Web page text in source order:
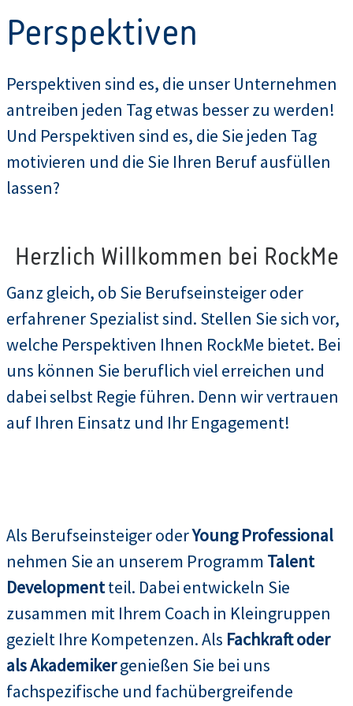
Perspektiven
Perspektiven sind es, die unser Unternehmen
antreiben jeden Tag etwas besser zu werden!
Und Perspektiven sind es, die Sie jeden Tag
motivieren und die Sie Ihren Beruf ausfüllen
lassen?
Herzlich Willkommen bei RockMe
Ganz gleich, ob Sie Berufseinsteiger oder
erfahrener Spezialist sind. Stellen Sie sich vor,
welche Perspektiven Ihnen RockMe bietet. Bei
uns können Sie beruflich viel erreichen und
dabei selbst Regie führen. Denn wir vertrauen
auf Ihren Einsatz und Ihr Engagement!
Als Berufseinsteiger oderYoung Professional
nehmen Sie an unserem Programm Talent
Developmentteil. Dabei entwickeln Sie
zusammen mit Ihrem Coach in Kleingruppen
gezielt Ihre Kompetenzen. Als Fachkraft oder
als Akademikergenießen Sie bei uns
fachspezifische und fachübergreifende